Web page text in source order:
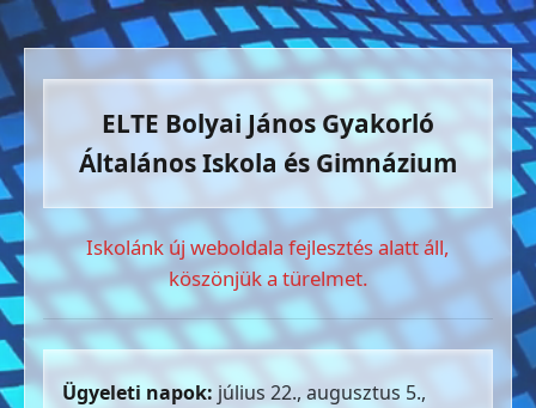
ELTE Bolyai János Gyakorló
Általános Iskola és Gimnázium
Iskolánk új weboldala fejlesztés alatt áll,
köszönjük a türelmet.
Ügyeleti napok: július 22., augusztus 5.,